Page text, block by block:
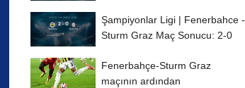
Şampiyonlar Ligi | Fenerbahce -
Sturm Graz Maç Sonucu: 2-0
Fenerbahçe-Sturm Graz
maçının ardından